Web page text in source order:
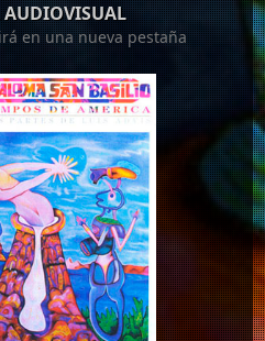
en una nueva pestaña